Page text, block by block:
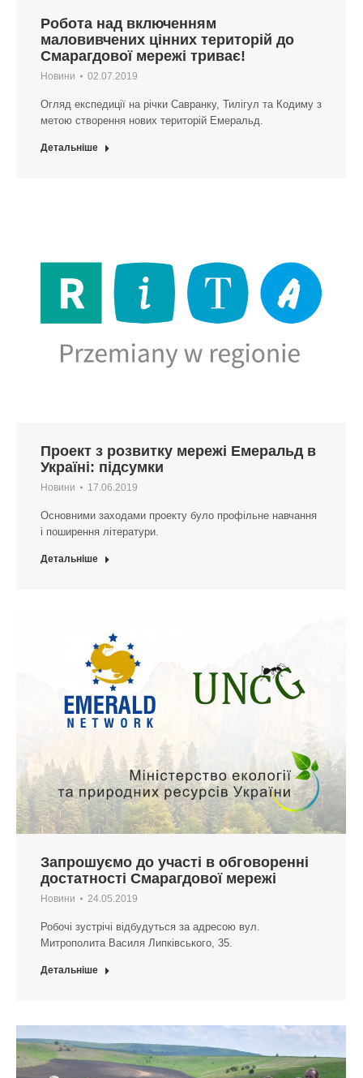
Робота над включенням
маловивчених цінних територій до
Смарагдової мережі триває!
Новини 02.07.2019
Огляд експедиції на річки Савранку, Тилігул та Кодиму з
метою створення нових територій Емеральд.
Детальніше
Проект з розвитку мережі Емеральд в
Україні: підсумки
Новини 17.06.2019
Основними заходами проекту було профільне навчання
і поширення літератури.
Детальніше
Запрошуємо до участі в обговоренні
достатності Смарагдової мережі
Новини 24.05.2019
Робочі зустрічі відбудуться за адресою вул.
Митрополита Василя Липківського, 35.
Детальніше